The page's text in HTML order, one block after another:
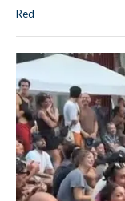
Red